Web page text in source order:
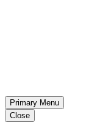
Primary Menu
Close